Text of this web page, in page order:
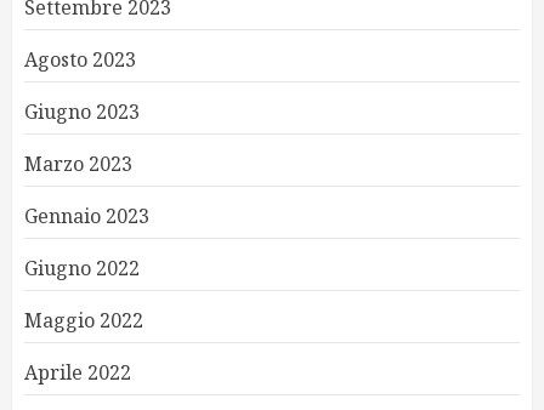
Settembre 2023
Agosto 2023
Giugno 2023
Marzo 2023
Gennaio 2023
Giugno 2022
Maggio 2022
Aprile 2022